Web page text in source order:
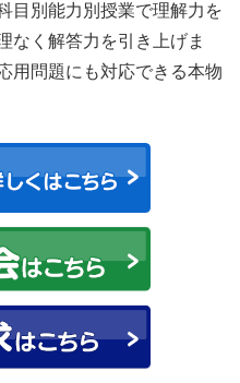
目別能力別授業で理解力を
なく解答力を引き上げま
用問題にも対応できる本物